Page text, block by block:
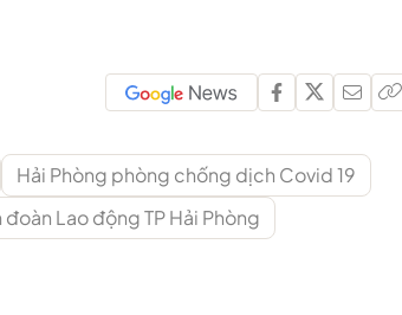
Hải Phòng phòng chống dịch Covid 19
đoàn Lao động TP Hải Phòng